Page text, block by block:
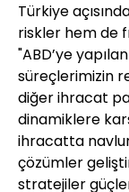
Türkiye
riskler hem de
"ABD’ye
süreçlerimizin
diğer ihracat
dinamiklere
ihracatta
çözümler
stratejiler